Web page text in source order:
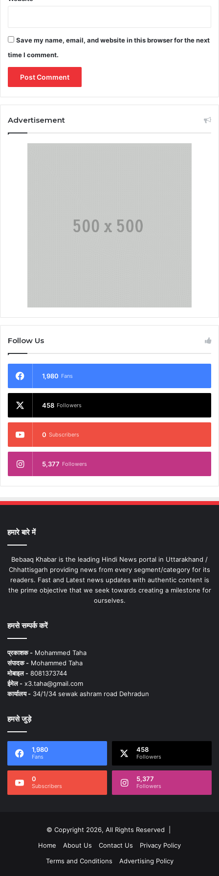
Save my name, email, and website in this browser for the next
time I comment.
Advertisement
Follow Us
1,980 Fans
458 Followers
0 Subscribers
5,377 Followers
हमारे बारे में
Bebaaq Khabar is the leading Hindi News portal in Uttarakhand /
Chhattisgarh providing news from every segment/category for its
readers. Fast and Latest news updates with authentic content is
the prime objective that we seek towards creating a milestone for
ourselves.
हमसे सम्पर्क करें
प्रकाशक - Mohammed Taha
संपादक - Mohammed Taha
मोबाइल - 8081373744
ईमेल - x3.taha@gmail.com
कार्यालय - 34/1/34 sewak ashram road Dehradun
हमसे जुड़े
1,980
Fans
458
Followers
0
Subscribers
5,377
Followers
© Copyright 2026, All Rights Reserved |
Home
About Us Contact Us
Privacy Policy
Terms and Conditions
Advertising Policy